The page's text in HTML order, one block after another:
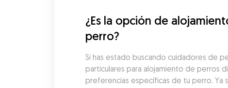
¿Es la opción de
perro?
Si has estado buscando cuidadores de
particulares para alojamiento de perros
preferencias específicas de tu perro.